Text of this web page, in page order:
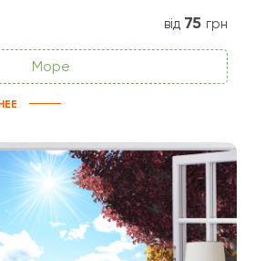
від 75 грн
Море